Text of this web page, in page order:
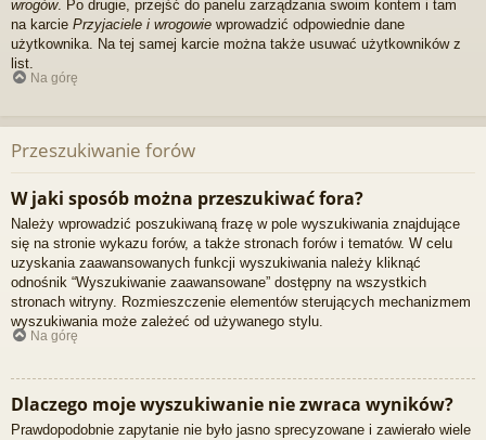
wrogów. Po drugie, przejść do panelu zarządzania swoim kontem i tam
na karcie Przyjaciele i wrogowie wprowadzić odpowiednie dane
użytkownika. Na tej samej karcie można także usuwać użytkowników z
list.
Na górę
Przeszukiwanie forów
W jaki sposób można przeszukiwać fora?
Należy wprowadzić poszukiwaną frazę w pole wyszukiwania znajdujące
się na stronie wykazu forów, a także stronach forów i tematów. W celu
uzyskania zaawansowanych funkcji wyszukiwania należy kliknąć
odnośnik “Wyszukiwanie zaawansowane” dostępny na wszystkich
stronach witryny. Rozmieszczenie elementów sterujących mechanizmem
wyszukiwania może zależeć od używanego stylu.
Na górę
Dlaczego moje wyszukiwanie nie zwraca wyników?
Prawdopodobnie zapytanie nie było jasno sprecyzowane i zawierało wiele